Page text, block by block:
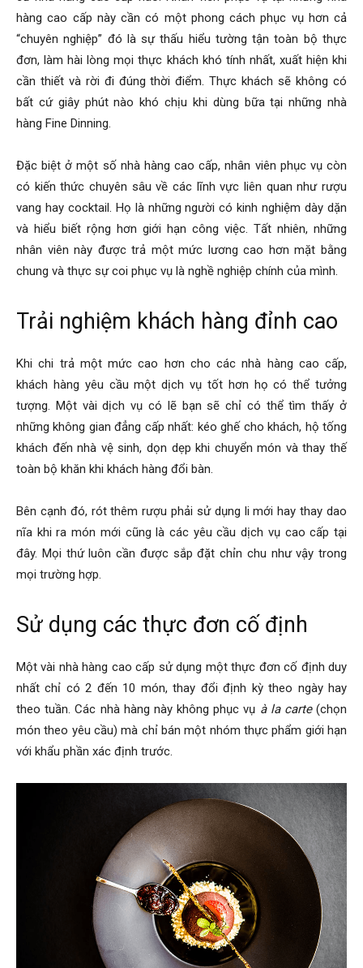
hàng cao cấp này cần có một phong cách phục vụ hơn cả
“chuyên nghiệp” đó là sự thấu hiểu tường tận toàn bộ thực
đơn, làm hài lòng mọi thực khách khó tính nhất, xuất hiện khi
cần thiết và rời đi đúng thời điểm. Thực khách sẽ không có
bất cứ giây phút nào khó chịu khi dùng bữa tại những nhà
hàng Fine Dinning.
Đặc biệt ở một số nhà hàng cao cấp, nhân viên phục vụ còn
có kiến thức chuyên sâu về các lĩnh vực liên quan như rượu
vang hay cocktail. Họ là những người có kinh nghiệm dày dặn
và hiểu biết rộng hơn giới hạn công việc. Tất nhiên, những
nhân viên này được trả một mức lương cao hơn mặt bằng
chung và thực sự coi phục vụ là nghề nghiệp chính của mình.
Trải nghiệm khách hàng đỉnh cao
Khi chi trả một mức cao hơn cho các nhà hàng cao cấp,
khách hàng yêu cầu một dịch vụ tốt hơn họ có thể tưởng
tượng. Một vài dịch vụ có lẽ bạn sẽ chỉ có thể tìm thấy ở
những không gian đẳng cấp nhất: kéo ghế cho khách, hộ tống
khách đến nhà vệ sinh, dọn dẹp khi chuyển món và thay thế
toàn bộ khăn khi khách hàng đổi bàn.
Bên cạnh đó, rót thêm rượu phải sử dụng li mới hay thay dao
nĩa khi ra món mới cũng là các yêu cầu dịch vụ cao cấp tại
đây. Mọi thứ luôn cần được sắp đặt chỉn chu như vậy trong
mọi trường hợp.
Sử dụng các thực đơn cố định
Một vài nhà hàng cao cấp sử dụng một thực đơn cố định duy
nhất chỉ có 2 đến 10 món, thay đổi định kỳ theo ngày hay
theo tuần. Các nhà hàng này không phục vụ à la carte(chọn
món theo yêu cầu) mà chỉ bán một nhóm thực phẩm giới hạn
với khẩu phần xác định trước.